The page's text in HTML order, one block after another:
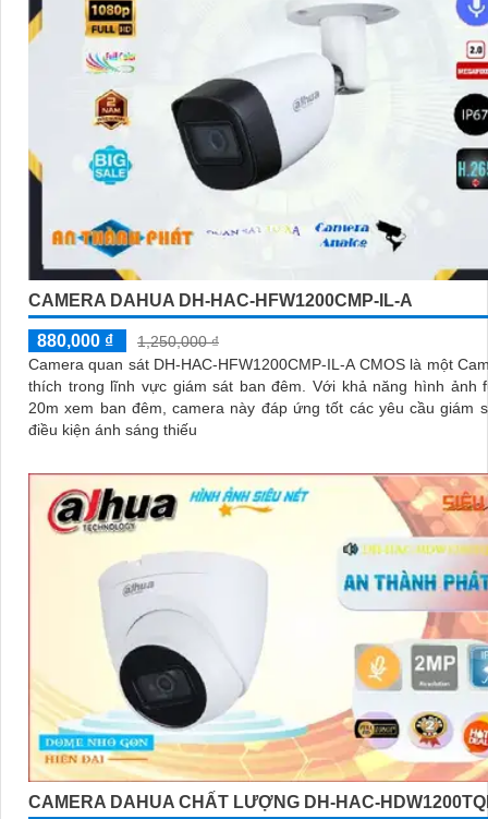
CAMERA DAHUA DH-HAC-HFW1200CMP-IL-A
880,000 ₫
1,250,000 ₫
Camera quan sát DH-HAC-HFW1200CMP-IL-A CMOS là một
thích trong lĩnh vực giám sát ban đêm. Với khả năng hình ảnh full color
20m xem ban đêm, camera này đáp ứng tốt các yêu cầu giám
điều kiện ánh sáng thiếu
CAMERA DAHUA CHẤT LƯỢNG DH-HAC-